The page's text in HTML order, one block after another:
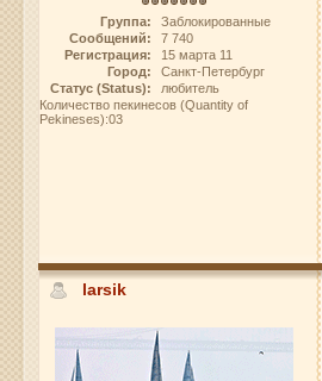
Группа:
Заблокированные
Сообщений:
7 740
Регистрация:
15 марта 11
Город:
Санкт-Петербург
Статус (Status):
любитель
Количество пекинесов (Quantity of
Pekineses):03
larsik